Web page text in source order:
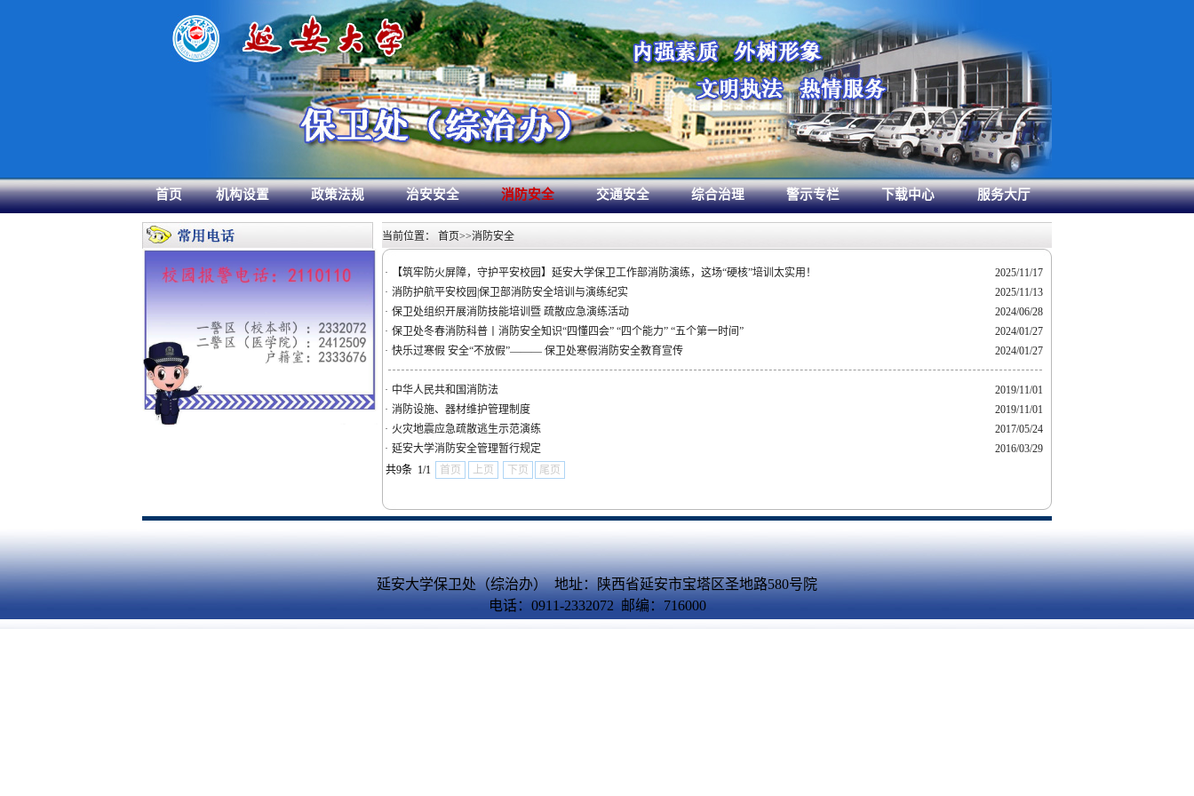
首页 机构设置 政策法规 治安安全 消防安全 交通安全 综合治理 警示专栏 下载中心 服务大厅
当前位置： 首页>>消防安全
· 【筑牢防火屏障，守护平安校园】延安大学保卫工作部消防演练，这场“硬核”培训太实用！
2025/11/17
· 消防护航平安校园|保卫部消防安全培训与演练纪实
2025/11/13
· 保卫处组织开展消防技能培训暨 疏散应急演练活动
2024/06/28
· 保卫处冬春消防科普丨消防安全知识“四懂四会” “四个能力” “五个第一时间”
2024/01/27
· 快乐过寒假 安全“不放假”——— 保卫处寒假消防安全教育宣传 2024/01/27
· 中华人民共和国消防法
2019/11/01
· 消防设施、器材维护管理制度
2019/11/01
· 火灾地震应急疏散逃生示范演练
2017/05/24
· 延安大学消防安全管理暂行规定
2016/03/29
共9条 1/1
首页 上页 下页 尾页
延安大学保卫处（综治办） 地址：陕西省延安市宝塔区圣地路580号院
电话：0911-2332072 邮编：716000